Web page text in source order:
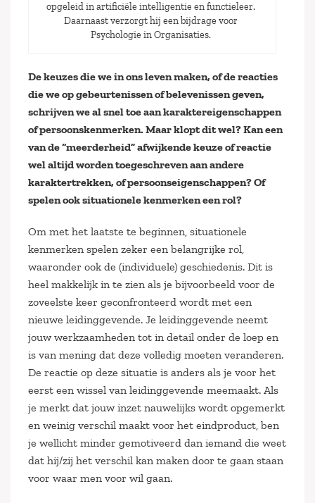
opgeleid in artificiële intelligentie en functieleer.
Daarnaast verzorgt hij een bijdrage voor
Psychologie in Organisaties.
De keuzes die we in ons leven maken, of de reacties
die we op gebeurtenissen of belevenissen geven,
schrijven we al snel toe aan karaktereigenschappen
of persoonskenmerken. Maar klopt dit wel? Kan een
van de “meerderheid” afwijkende keuze of reactie
wel altijd worden toegeschreven aan andere
karaktertrekken, of persoonseigenschappen? Of
spelen ook situationele kenmerken een rol?
Om met het laatste te beginnen, situationele
kenmerken spelen zeker een belangrijke rol,
waaronder ook de (individuele) geschiedenis. Dit is
heel makkelijk in te zien als je bijvoorbeeld voor de
zoveelste keer geconfronteerd wordt met een
nieuwe leidinggevende. Je leidinggevende neemt
jouw werkzaamheden tot in detail onder de loep en
is van mening dat deze volledig moeten veranderen.
De reactie op deze situatie is anders als je voor het
eerst een wissel van leidinggevende meemaakt. Als
je merkt dat jouw inzet nauwelijks wordt opgemerkt
en weinig verschil maakt voor het eindproduct, ben
je wellicht minder gemotiveerd dan iemand die weet
dat hij/zij het verschil kan maken door te gaan staan
voor waar men voor wil gaan.